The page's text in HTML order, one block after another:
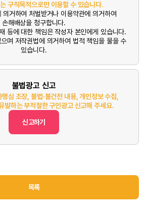
구직목적으로만 이용할 수 있습니다.
의거하여 처벌받거나 이용약관에 의거하여
손해배상을 청구합니다.
등에 대한 책임은 작성자 본인에게 있습니다.
며 저작권법에 의거하여 법적 책임을 물을 수
있습니다.
불법광고 신고
심 조장, 불법·불건전 내용, 개인정보 수집,
발하는 부적절한 구인광고 신고해 주세요.
신고하기
목록